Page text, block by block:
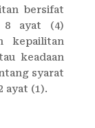
bersifat
8 ayat (4)
kepailitan
keadaan
syarat
ayat (1).